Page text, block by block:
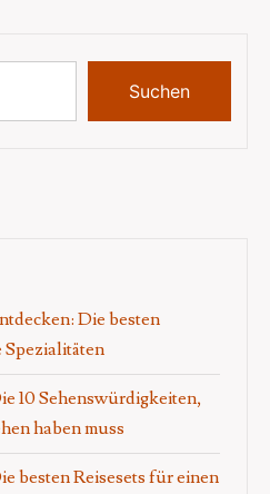
Suchen
Die besten
10 Sehenswürdigkeiten,
haben muss
besten Reisesets für einen